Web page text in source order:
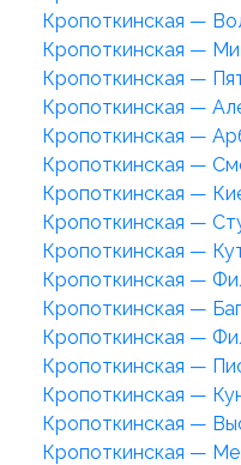
Кропоткинская —
Кропоткинская —
Кропоткинская —
Кропоткинская —
Кропоткинская —
Кропоткинская —
Кропоткинская —
Кропоткинская —
Кропоткинская —
Кропоткинская —
Кропоткинская —
Кропоткинская —
Кропоткинская —
Кропоткинская —
Кропоткинская —
Кропоткинская —